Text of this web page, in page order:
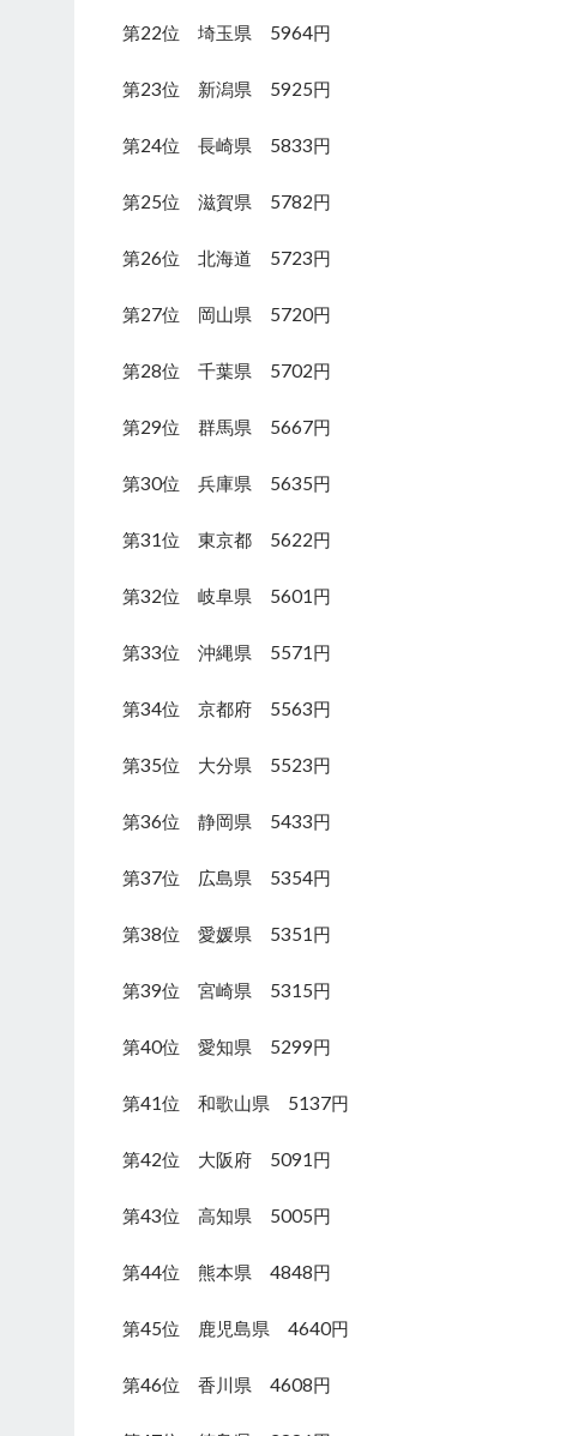
第22位 埼玉県 5964円
第23位 新潟県 5925円
第24位 長崎県 5833円
第25位 滋賀県 5782円
第26位 北海道 5723円
第27位 岡山県 5720円
第28位 千葉県 5702円
第29位 群馬県 5667円
第30位 兵庫県 5635円
第31位 東京都 5622円
第32位 岐阜県 5601円
第33位 沖縄県 5571円
第34位 京都府 5563円
第35位 大分県 5523円
第36位 静岡県 5433円
第37位 広島県 5354円
第38位 愛媛県 5351円
第39位 宮崎県 5315円
第40位 愛知県 5299円
第41位 和歌山県 5137円
第42位 大阪府 5091円
第43位 高知県 5005円
第44位 熊本県 4848円
第45位 鹿児島県 4640円
第46位 香川県 4608円